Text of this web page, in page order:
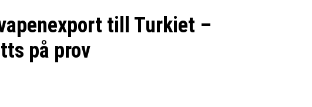
till Turkiet –
på prov